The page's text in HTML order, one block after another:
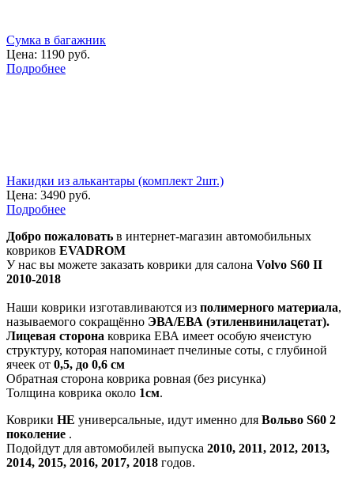
Сумка в багажник
Цена: 1190 руб.
Подробнее
Накидки из алькантары (комплект 2шт.)
Цена: 3490 руб.
Подробнее
Добро пожаловать в интернет-магазин автомобильных
ковриков EVADROM
У нас вы можете заказать коврики для салона Volvo S60 II
2010-2018
Наши коврики изготавливаются из полимерного материала,
называемого сокращённо ЭВА/ЕВА (этиленвинилацетат).
Лицевая сторона коврика ЕВА имеет особую ячеистую
структуру, которая напоминает пчелиные соты, с глубиной
ячеек от 0,5, до 0,6 см
Обратная сторона коврика ровная (без рисунка)
Толщина коврика около 1см.
Коврики НЕ универсальные, идут именно для Вольво S60 2
поколение .
Подойдут для автомобилей выпуска 2010, 2011, 2012, 2013,
2014, 2015, 2016, 2017, 2018 годов.